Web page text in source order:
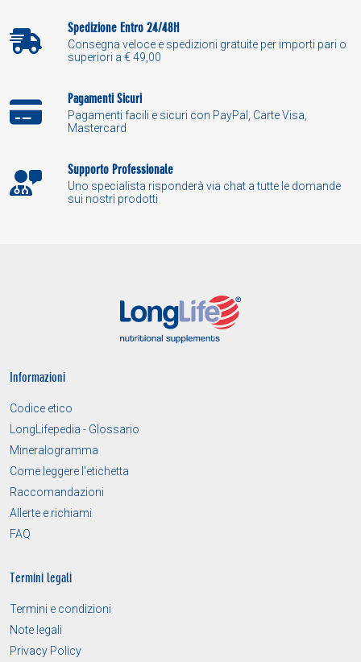
Spedizione Entro 24/48H
Consegna veloce e spedizioni gratuite per importi pari o
superiori a € 49,00
Pagamenti Sicuri
Pagamenti facili e sicuri con PayPal, Carte Visa,
Mastercard
Supporto Professionale
Uno specialista risponderà via chat a tutte le domande
sui nostri prodotti
Informazioni
Codice etico
LongLifepedia - Glossario
Mineralogramma
Come leggere l'etichetta
Raccomandazioni
Allerte e richiami
FAQ
Termini legali
Termini e condizioni
Note legali
Privacy Policy